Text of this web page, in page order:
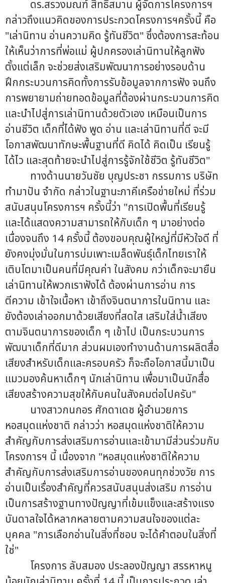
ดร.สรวงมณฑ์ สิทธิสมาน ผู้จัดการโครงการฯ
กล่าวถึงแนวคิดของการประกวดโครงการฯครั้งนี้ คือ
"เล่านิทาน อ่านความคิด รู้ทันชีวิต" ซึ่งต้องการสะท้อน
ให้เห็นว่าการที่พ่อแม่ ผู้ปกครองเล่านิทานให้ลูกฟัง
ตั้งแต่เล็ก จะช่วยส่งเสริมพัฒนาการอย่างรอบด้าน
ฝึกกระบวนการคิดทั้งการรับข้อมูลจากการฟัง จนถึง
การพยายามถ่ายทอดข้อมูลที่ต้องผ่านกระบวนการคิด
และนำไปสู่การเล่านิทานด้วยตัวเอง เหมือนเป็นการ
อ่านชีวิต เด็กที่ได้ฟัง พูด อ่าน และเล่านิทานที่ดี จะมี
โอกาสพัฒนาทักษะพื้นฐานที่ดี คิดได้ คิดเป็น เรียนรู้
ได้ไว และสุดท้ายจะนำไปสู่การรู้จักใช้ชีวิต รู้ทันชีวิต"
ทางด้านนายวันชัย บุญประชา กรรมการ บริษัท
ทำมาปัน จำกัด กล่าวในฐานะภาคีเครือข่ายใหม่ ที่ร่วม
สนับสนุนโครงการฯ ครั้งนี้ว่า "การเปิดพื้นที่เรียนรู้
และได้แสดงความสามารถให้กับเด็ก ๆ มาอย่างต่อ
เนื่องจนถึง 14 ครั้งนี้ ต้องขอบคุณผู้ใหญ่ที่มีหัวใจดี ที่
ยังคงมุ่งมั่นในการบ่มเพาะเมล็ดพันธุ์เด็กไทยเราให้
เติบโตมาเป็นคนที่มีคุณค่า ในสังคม กว่าเด็กจะมายืน
เล่านิทานให้พวกเราฟังได้ ต้องผ่านการอ่าน การ
ตีความ เข้าใจเนื้อหา เข้าถึงจินตนาการในนิทาน และ
ยังต้องเล่าออกมาด้วยเสียงที่สดใส เสริมใส่น้ำเสียง
ตามจินตนาการของเด็ก ๆ เข้าไป เป็นกระบวนการ
พัฒนาเด็กที่ดีมาก ส่วนผมเองทำงานด้านการผลิตสื่อ
เสียงสำหรับเด็กและครอบครัว ก็จะถือโอกาสนี้มาเป็น
แมวมองค้นหาเด็กๆ นักเล่านิทาน เพื่อมาเป็นนักสื่อ
เสียงสร้างความสุขให้กับคนในสังคมต่อไปครับ"
นางสาวกนกอร ศักดาเดช ผู้อำนวยการ
หอสมุดแห่งชาติ กล่าวว่า หอสมุดแห่งชาติให้ความ
สำคัญกับการส่งเสริมการอ่านและเข้ามามีส่วนร่วมกับ
โครงการฯ นี้ เนื่องจาก "หอสมุดแห่งชาติให้ความ
สำคัญกับการส่งเสริมการอ่านของคนทุกช่วงวัย การ
อ่านเป็นเรื่องสำคัญที่ควรสนับสนุนส่งเสริม การอ่าน
เป็นการสร้างฐานทางปัญญาที่เข้มแข็งและสร้างแรง
บันดาลใจได้หลากหลายตามความสนใจของแต่ละ
บุคคล "การเลือกอ่านในสิ่งที่ชอบ จะได้คำตอบในสิ่งที่
ใช่"
โครงการ ลับสมอง ประลองปัญญา สรรหาหนู